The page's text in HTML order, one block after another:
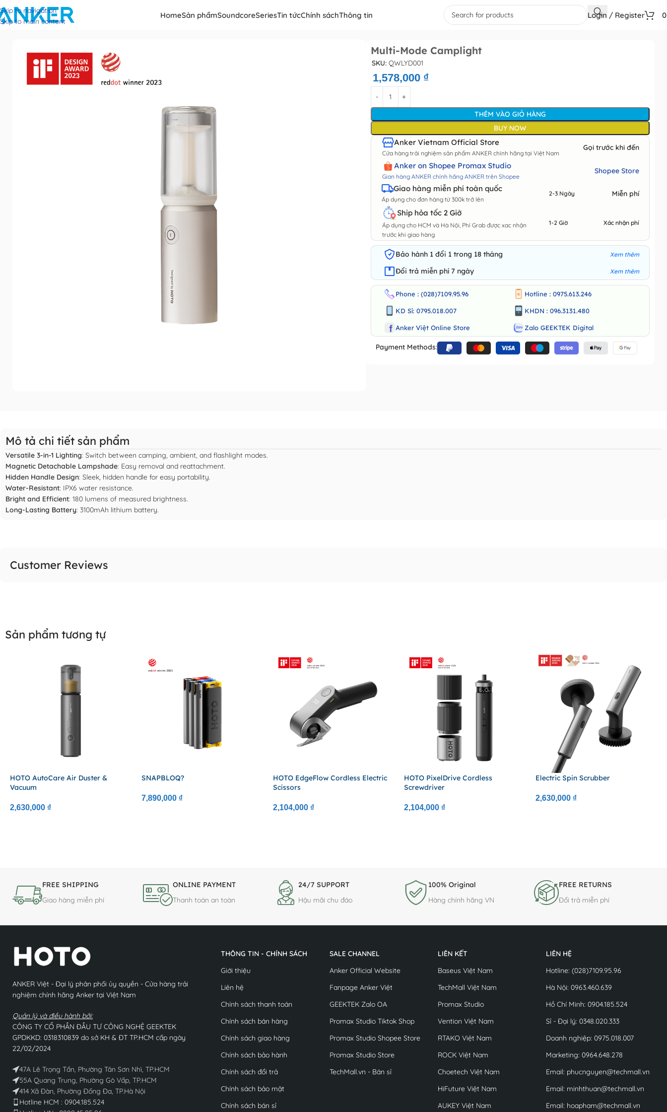
Skip to navigation
Skip to main content
HomeSản phẩmSoundcoreSeriesTin tứcChính sáchThông tin Login / Register
Trang chủ Lighting Tools
Multi-Mode Camplight
SKU: QWLYD001
1,578,000 ₫
THÊM VÀO GIỎ HÀNG
BUY NOW
Anker Vietnam Official Store
Cửa hàng trải nghiệm sản phẩm ANKER chính hãng tại Việt Nam
Gọi trước khi đến
Anker on Shopee Promax Studio
Gian hàng ANKER chính hãng ANKER trên Shopee
Shopee Store
Giao hàng miễn phí toàn quốc
Áp dụng cho đơn hàng từ 300k trở lên
2-3 Ngày Miễn phí
Ship hỏa tốc 2 Giờ
Áp dụng cho HCM và Hà Nội, Phí Grab được xac nhận
trước khi giao hàng
1-2 Giờ Xác nhận phí
Bảo hành 1 đổi 1 trong 18 tháng Xem thêm
Đổi trả miễn phí 7 ngày Xem thêm
Phone : (028)7109.95.96 Hotline : 0975.613.246
KD Sỉ: 0795.018.007 KHDN : 096.3131.480
Anker Việt Online Store Zalo GEEKTEK Digital
Payment Methods:
Mô tả chi tiết sản phẩm
Versatile 3-in-1 Lighting: Switch between camping, ambient, and flashlight modes.
Magnetic Detachable Lampshade: Easy removal and reattachment.
Hidden Handle Design: Sleek, hidden handle for easy portability.
Water-Resistant: IPX6 water resistance.
Bright and Efficient: 180 lumens of measured brightness.
Long-Lasting Battery: 3100mAh lithium battery.
Customer Reviews
Sản phẩm tương tự
HOTO AutoCare Air Duster &
Vacuum
2,630,000 ₫
SNAPBLOQ?
7,890,000 ₫
HOTO EdgeFlow Cordless Electric
Scissors
2,104,000 ₫
HOTO PixelDrive Cordless
Screwdriver
2,104,000 ₫
Electric Spin Scrubber
2,630,000 ₫
FREE SHIPPING
Giao hàng miễn phí
ONLINE PAYMENT
Thanh toán an toàn
24/7 SUPPORT
Hậu mãi chu đáo
100% Original
Hàng chính hãng VN
FREE RETURNS
Đổi trả miễn phí
ANKER Việt - Đại lý phân phối ủy quyền - Cửa hàng trải
nghiệm chính hãng Anker tại Việt Nam
Quản lý và điều hành bởi:
CÔNG TY CỔ PHẦN ĐẦU TƯ CÔNG NGHỆ GEEKTEK
GPDKKD: 0318310839 do sở KH & ĐT TP.HCM cấp ngày
22/02/2024
47A Lê Trọng Tấn, Phường Tân Sơn Nhì, TP.HCM
55A Quang Trung, Phường Gò Vấp, TP.HCM
414 Xã Đàn, Phường Đống Đa, TP.Hà Nội
Hotline HCM : 0904.185.524
THÔNG TIN - CHÍNH SÁCH
Giới thiệu
Liên hệ
Chính sách thanh toán
Chính sách bán hàng
Chính sách giao hàng
Chính sách bảo hành
Chính sách đổi trả
Chính sách bảo mật
Chính sách bán sỉ
SALE CHANNEL
Anker Official Website
Fanpage Anker Việt
GEEKTEK Zalo OA
Promax Studio Tiktok Shop
Promax Studio Shopee Store
Promax Studio Store
TechMall.vn - Bán sỉ
LIÊN KẾT
Baseus Việt Nam
TechMall Việt Nam
Promax Studio
Vention Việt Nam
RTAKO Việt Nam
ROCK Việt Nam
Choetech Việt Nam
HiFuture Việt Nam
AUKEY Việt Nam
LIÊN HỆ
Hotline: (028)7109.95.96
Hà Nội: 0963.460.639
Hồ Chí Minh: 0904.185.524
Sỉ - Đại lý: 0348.020.333
Doanh nghiệp: 0975.018.007
Marketing: 0964.648.278
Email: phucnguyen@techmall.vn
Email: minhthuan@techmall.vn
Email: hoapham@techmall.vn